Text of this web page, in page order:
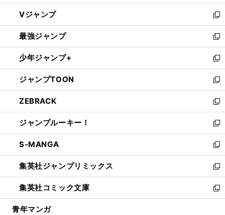
ウ
ィ
ン
ド
ウ
で
開
く
し
い
ウ
ィ
ン
ド
ウ
で
開
く
Vジャンプ
新
し
い
ウ
ィ
ン
ド
ウ
で
開
く
最強ジャンプ
新
し
い
ウ
ィ
ン
ド
ウ
で
開
く
少年ジャンプ+
新
し
い
ウ
ィ
ン
ド
ウ
で
開
く
ジャンプTOON
新
し
い
ウ
ィ
ン
ド
ウ
で
開
く
ZEBRACK
新
し
い
ウ
ィ
ン
ド
ウ
で
開
ジャンプルーキー！
新
し
い
ウ
ィ
ン
ド
ウ
S-MANGA
新
し
い
ウ
ィ
ン
集英社ジャンプリミックス
新
し
い
ウ
集英社コミック文庫
新
し
青年マンガ